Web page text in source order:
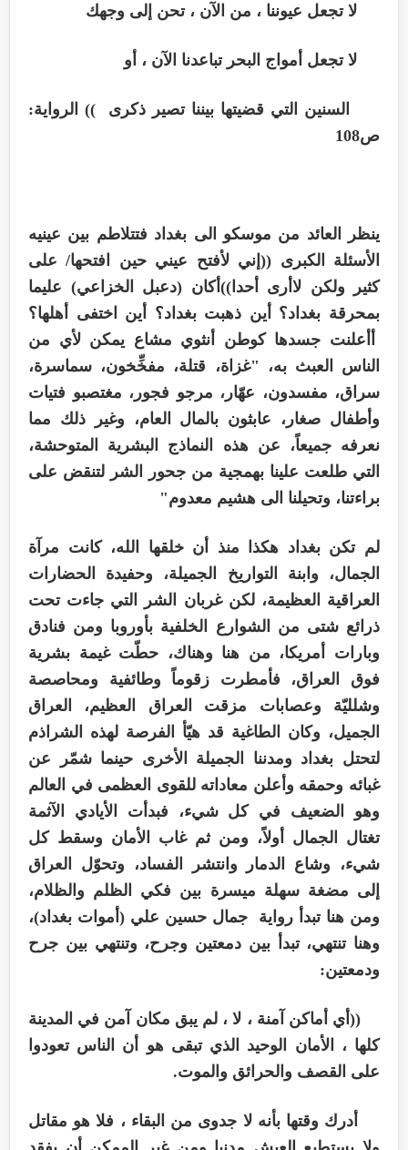
لا تجعل عيوننا ، من الآن ، تحن إلى وجهك
لا تجعل أمواج البحر تباعدنا الآن ، أو
السنين التي قضيتها بيننا تصير ذكرى )) الرواية:
ص108
ينظر العائد من موسكو الى بغداد فتتلاطم بين عينيه
الأسئلة الكبرى ((إني لأفتح عيني حين افتحها/ على
كثير ولكن لاأرى أحدا))أكان (دعبل الخزاعي) عليما
بمحرقة بغداد؟ أين ذهبت بغداد؟ أين اختفى أهلها؟
أأعلنت جسدها كوطن أنثوي مشاع يمكن لأي من
الناس العبث به، "غزاة، قتلة، مفخِّخون، سماسرة،
سراق، مفسدون، عهّار، مرجو فجور، مغتصبو فتيات
وأطفال صغار، عابثون بالمال العام، وغير ذلك مما
نعرفه جميعاً، عن هذه النماذج البشرية المتوحشة،
التي طلعت علينا بهمجية من جحور الشر لتنقض على
براءتنا، وتحيلنا الى هشيم معدوم"
لم تكن بغداد هكذا منذ أن خلقها الله، كانت مرآة
الجمال، وابنة التواريخ الجميلة، وحفيدة الحضارات
العراقية العظيمة، لكن غربان الشر التي جاءت تحت
ذرائع شتى من الشوارع الخلفية بأوروبا ومن فنادق
وبارات أمريكا، من هنا وهناك، حطّت غيمة بشرية
فوق العراق، فأمطرت زقوماً وطائفية ومحاصصة
وشلليّة وعصابات مزقت العراق العظيم، العراق
الجميل، وكان الطاغية قد هيّأ الفرصة لهذه الشراذم
لتحتل بغداد ومدننا الجميلة الأخرى حينما شمّر عن
غبائه وحمقه وأعلن معاداته للقوى العظمى في العالم
وهو الضعيف في كل شيء، فبدأت الأيادي الآثمة
تغتال الجمال أولاً، ومن ثم غاب الأمان وسقط كل
شيء، وشاع الدمار وانتشر الفساد، وتحوّل العراق
إلى مضغة سهلة ميسرة بين فكي الظلم والظلام،
ومن هنا تبدأ رواية جمال حسين علي (أموات بغداد)،
وهنا تنتهي، تبدأ بين دمعتين وجرح، وتنتهي بين جرح
ودمعتين:
((أي أماكن آمنة ، لا ، لم يبق مكان آمن في المدينة
كلها ، الأمان الوحيد الذي تبقى هو أن الناس تعودوا
على القصف والحرائق والموت.
أدرك وقتها بأنه لا جدوى من البقاء ، فلا هو مقاتل